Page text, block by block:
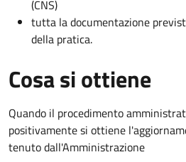
(CNS)
tutta la documentazione
della pratica.
Cosa si ottiene
Quando il procedimento
positivamente si ottiene
tenuto dall'Amministrazione